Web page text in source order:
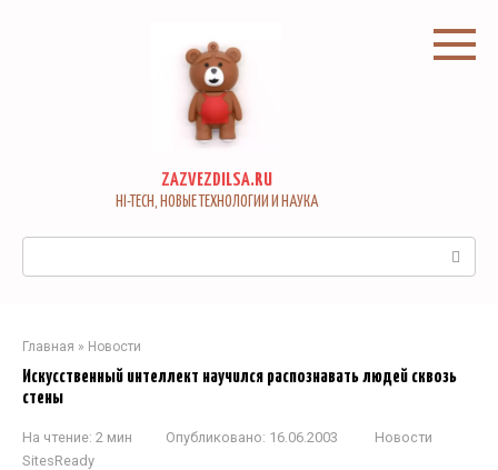
ZAZVEZDILSA.RU
HI-TECH, НОВЫЕ ТЕХНОЛОГИИ И НАУКА
Главная » Новости
Искусственный интеллект научился распознавать людей сквозь
стены
На чтение: 2 мин Опубликовано: 16.06.2003
Новости
SitesReady